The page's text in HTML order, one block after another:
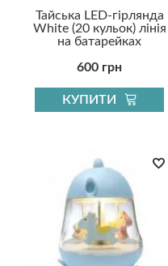
Тайська LED-гірлянда
White (20 кульок) лінія
на батарейках
600 грн
КУПИТИ